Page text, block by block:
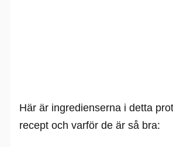
Här är ingredienserna i detta
recept och varför de är så bra: